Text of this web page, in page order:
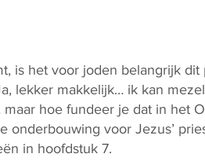
is het voor joden belangrijk
lekker makkelijk… ik kan
hoe fundeer je dat in het
onderbouwing voor Jezus’
in hoofdstuk 7.